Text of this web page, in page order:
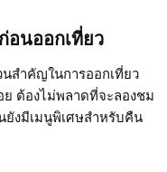
อนออกเที่ยว
สำคัญในการออกเที่ยว
ต้องไม่พลาดที่จะลองชม
ยังมีเมนูพิเศษสำหรับคืน